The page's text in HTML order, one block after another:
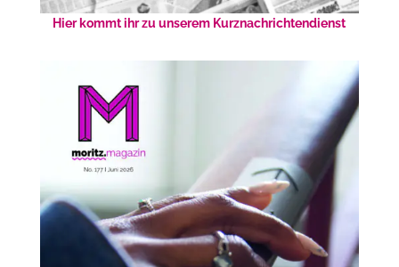
Hier kommt ihr zu unserem Kurznachrichtendienst